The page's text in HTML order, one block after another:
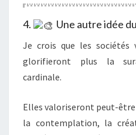
4. Une autre idée
Je crois que les
glorifieront plus la
cardinale.
Elles valoriseront peut-
la contemplation, la